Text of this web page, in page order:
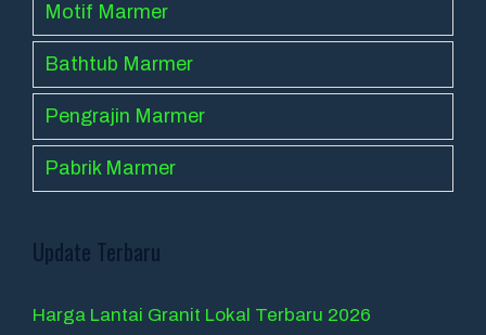
Motif Marmer
Bathtub Marmer
Pengrajin Marmer
Pabrik Marmer
Update Terbaru
Harga Lantai Granit Lokal Terbaru 2026